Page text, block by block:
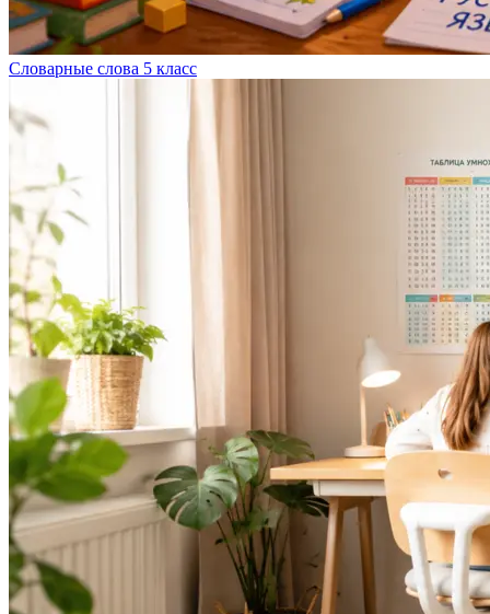
Словарные слова 5 класс